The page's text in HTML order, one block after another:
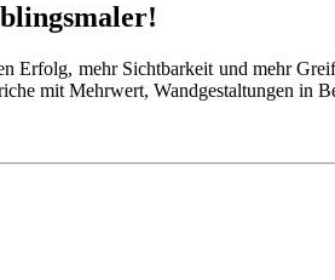
Erfolg, mehr Sichtbarkeit und mehr
mit Mehrwert, Wandgestaltungen in